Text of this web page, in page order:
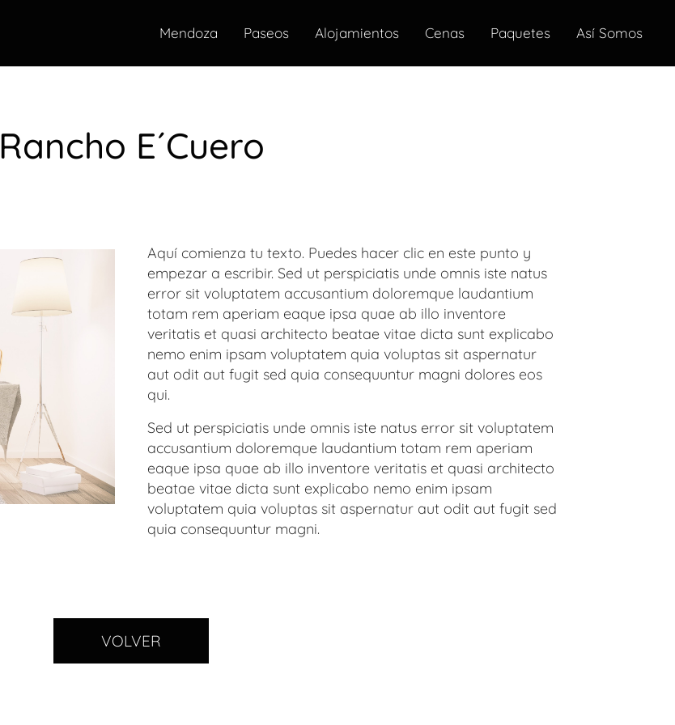
Mendoza Paseos Alojamientos Cenas Paquetes Así Somos
Rancho E´Cuero
Aquí comienza tu texto. Puedes hacer clic en este punto y
empezar a escribir. Sed ut perspiciatis unde omnis iste natus
error sit voluptatem accusantium doloremque laudantium
totam rem aperiam eaque ipsa quae ab illo inventore
veritatis et quasi architecto beatae vitae dicta sunt explicabo
nemo enim ipsam voluptatem quia voluptas sit aspernatur
aut odit aut fugit sed quia consequuntur magni dolores eos
qui.
Sed ut perspiciatis unde omnis iste natus error sit voluptatem
accusantium doloremque laudantium totam rem aperiam
eaque ipsa quae ab illo inventore veritatis et quasi architecto
beatae vitae dicta sunt explicabo nemo enim ipsam
voluptatem quia voluptas sit aspernatur aut odit aut fugit sed
quia consequuntur magni.
VOLVER